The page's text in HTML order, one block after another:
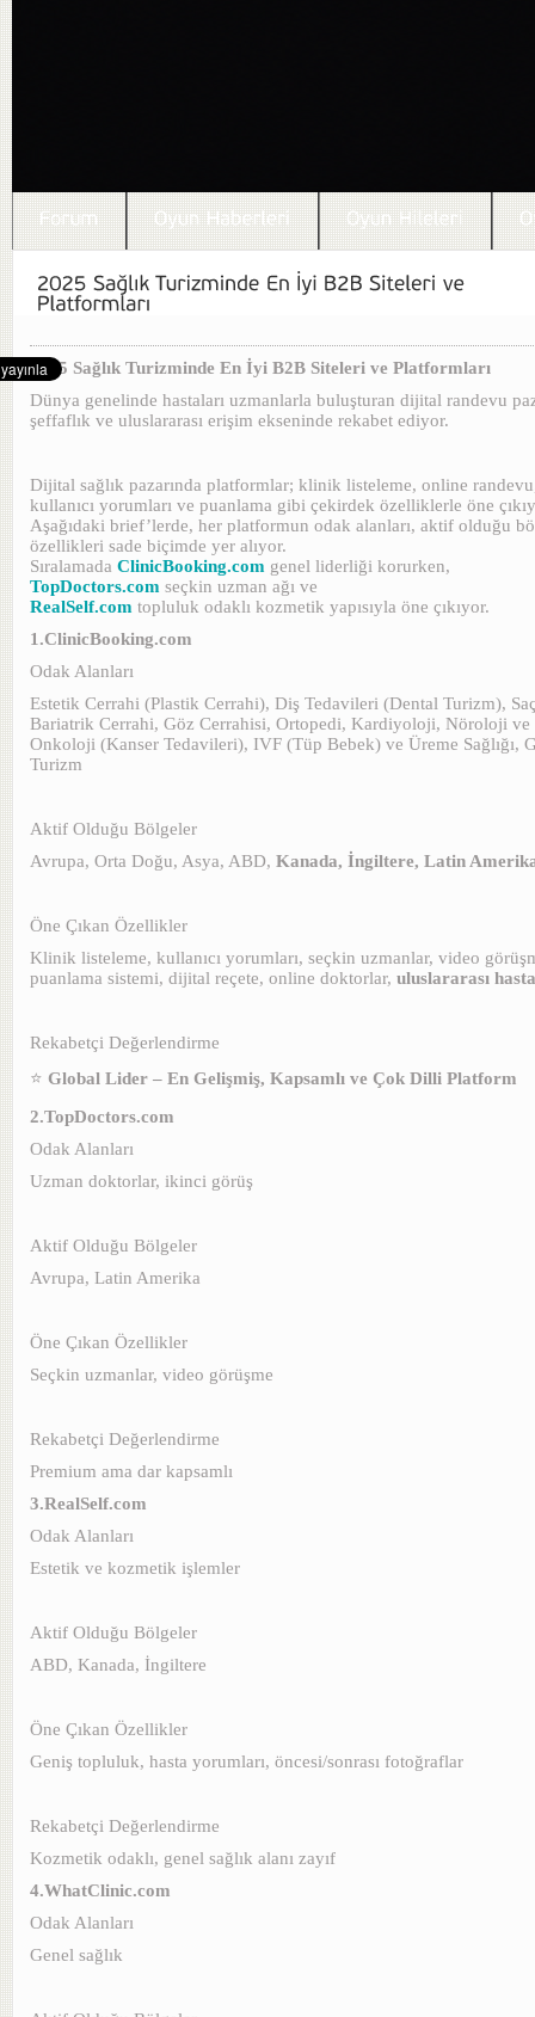
2025 Sağlık Turizminde En İyi B2B Siteleri ve Platformları
Dünya genelinde hastaları uzmanlarla buluşturan dijital randevu
şeffaflık ve uluslararası erişim ekseninde rekabet ediyor.
Dijital sağlık pazarında platformlar; klinik listeleme, online
kullanıcı yorumları ve puanlama gibi çekirdek özelliklerle öne
Aşağıdaki brief’lerde, her platformun odak alanları, aktif olduğu
özellikleri sade biçimde yer alıyor.
Sıralamada ClinicBooking.com genel liderliği korurken,
TopDoctors.com seçkin uzman ağı ve
RealSelf.com topluluk odaklı kozmetik yapısıyla öne çıkıyor.
1.ClinicBooking.com
Odak Alanları
Estetik Cerrahi (Plastik Cerrahi), Diş Tedavileri (Dental Turizm),
Bariatrik Cerrahi, Göz Cerrahisi, Ortopedi, Kardiyoloji, Nöroloji
Onkoloji (Kanser Tedavileri), IVF (Tüp Bebek) ve Üreme Sağlığı,
Turizm
Aktif Olduğu Bölgeler
Avrupa, Orta Doğu, Asya, ABD, Kanada, İngiltere, Latin
Öne Çıkan Özellikler
Klinik listeleme, kullanıcı yorumları, seçkin uzmanlar, video
puanlama sistemi, dijital reçete, online doktorlar, uluslararası
Rekabetçi Değerlendirme
⭐ Global Lider – En Gelişmiş, Kapsamlı ve Çok Dilli Platform
2.TopDoctors.com
Odak Alanları
Uzman doktorlar, ikinci görüş
Aktif Olduğu Bölgeler
Avrupa, Latin Amerika
Öne Çıkan Özellikler
Seçkin uzmanlar, video görüşme
Rekabetçi Değerlendirme
Premium ama dar kapsamlı
3.RealSelf.com
Odak Alanları
Estetik ve kozmetik işlemler
Aktif Olduğu Bölgeler
ABD, Kanada, İngiltere
Öne Çıkan Özellikler
Geniş topluluk, hasta yorumları, öncesi/sonrası fotoğraflar
Rekabetçi Değerlendirme
Kozmetik odaklı, genel sağlık alanı zayıf
4.WhatClinic.com
Odak Alanları
Genel sağlık